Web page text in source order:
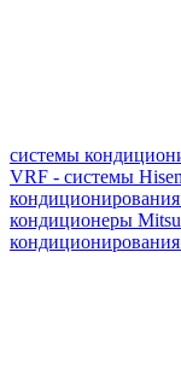
системы
VRF - системы
кондиционирования
кондиционеры
кондиционирования